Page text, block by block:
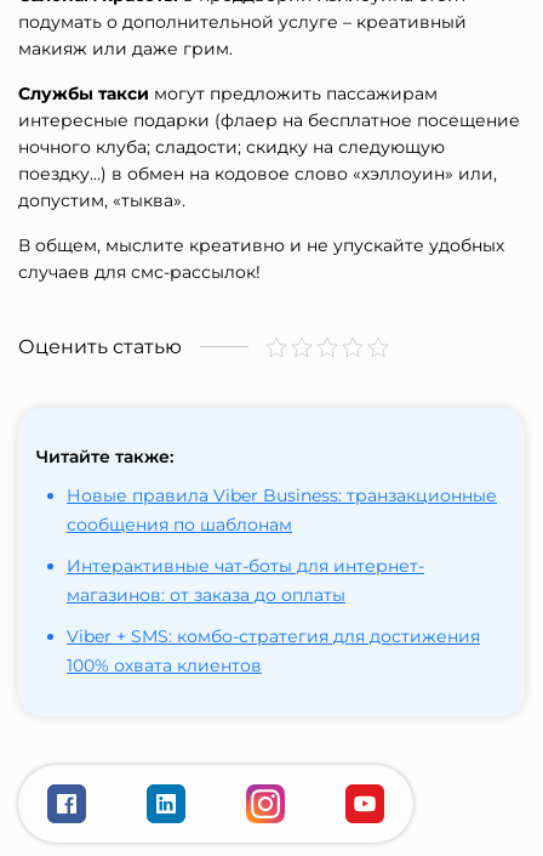
подумать о дополнительной услуге – креативный
макияж или даже грим.
Службы такси могут предложить пассажирам
интересные подарки (флаер на бесплатное посещение
ночного клуба; сладости; скидку на следующую
поездку…) в обмен на кодовое слово «хэллоуин» или,
допустим, «тыква».
В общем, мыслите креативно и не упускайте удобных
случаев для смс-рассылок!
Оценить статью
Читайте также:
Новые правила Viber Business: транзакционные
сообщения по шаблонам
Интерактивные чат-боты для интернет-
магазинов: от заказа до оплаты
Viber + SMS: комбо-стратегия для достижения
100% охвата клиентов